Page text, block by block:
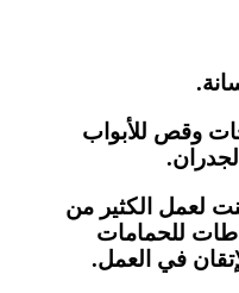
وقص للأبواب
لعمل الكثير من
للحمامات
في العمل.